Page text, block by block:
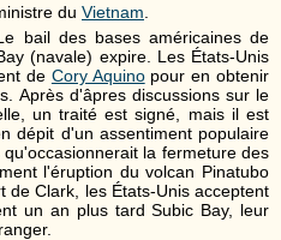
du Vietnam
bail des bases américaines de
(navale) expire. Les États-Unis
de Cory Aquinopour en obtenir
Après d'âpres discussions sur le
un traité est signé, mais il est
dépit d'un assentiment populaire
la fermeture des
l'éruption du volcan Pinatubo
de Clark, les États-Unis acceptent
un an plus tard Subic Bay, leur